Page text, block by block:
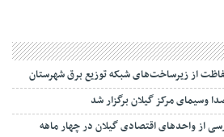
از زیرساخت‌های شبکه توزیع برق شهرستان
وسیمای مرکز گیلان برگزار شد
۱۷ هزار بازرسی از واحدهای اقتصادی گیلان در چهار ماهه